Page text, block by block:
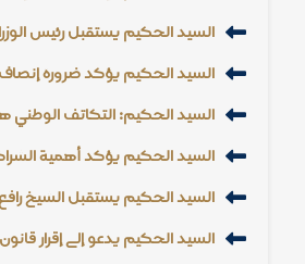
السيد الحكيم يستقبل رئيس
السيد الحكيم يؤكد ضرورة
السيد الحكيم: التكاتف الوطني
السيد الحكيم يؤكد أهمية
السيد الحكيم يستقبل الشيخ
السيد الحكيم يدعو إلى إقرار